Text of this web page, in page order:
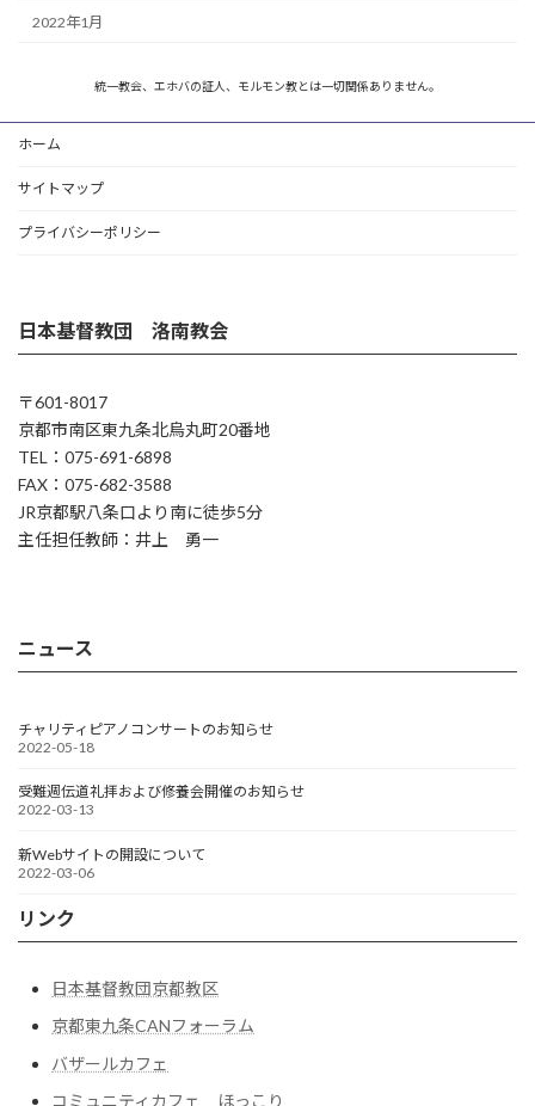
2022年1月
統一教会、エホバの証人、モルモン教とは一切関係ありません。
ホーム
サイトマップ
プライバシーポリシー
日本基督教団 洛南教会
〒601-8017
京都市南区東九条北烏丸町20番地
TEL：075-691-6898
FAX：075-682-3588
JR京都駅八条口より南に徒歩5分
主任担任教師：井上 勇一
ニュース
チャリティピアノコンサートのお知らせ
2022-05-18
受難週伝道礼拝および修養会開催のお知らせ
2022-03-13
新Webサイトの開設について
2022-03-06
リンク
日本基督教団京都教区
京都東九条CANフォーラム
バザールカフェ
コミュニティカフェ ほっこり